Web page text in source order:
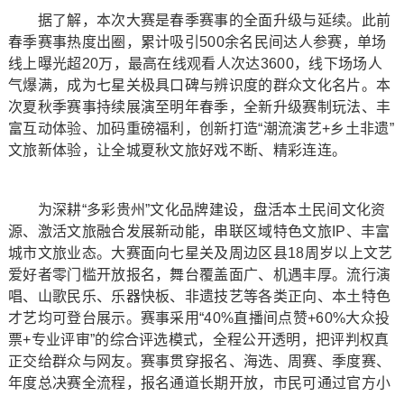
据了解，本次大赛是春季赛事的全面升级与延续。此前
春季赛事热度出圈，累计吸引500余名民间达人参赛，单场
线上曝光超20万，最高在线观看人次达3600，线下场场人
气爆满，成为七星关极具口碑与辨识度的群众文化名片。本
次夏秋季赛事持续展演至明年春季，全新升级赛制玩法、丰
富互动体验、加码重磅福利，创新打造“潮流演艺+乡土非遗”
文旅新体验，让全城夏秋文旅好戏不断、精彩连连。
为深耕“多彩贵州”文化品牌建设，盘活本土民间文化资
源、激活文旅融合发展新动能，串联区域特色文旅IP、丰富
城市文旅业态。大赛面向七星关及周边区县18周岁以上文艺
爱好者零门槛开放报名，舞台覆盖面广、机遇丰厚。流行演
唱、山歌民乐、乐器快板、非遗技艺等各类正向、本土特色
才艺均可登台展示。赛事采用“40%直播间点赞+60%大众投
票+专业评审”的综合评选模式，全程公开透明，把评判权真
正交给群众与网友。赛事贯穿报名、海选、周赛、季度赛、
年度总决赛全流程，报名通道长期开放，市民可通过官方小